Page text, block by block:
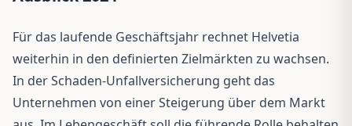
Für das laufende Geschäftsjahr rechnet Helvetia
weiterhin in den definierten Zielmärkten zu wachsen.
In der Schaden-Unfallversicherung geht das
Unternehmen von einer Steigerung über dem Markt